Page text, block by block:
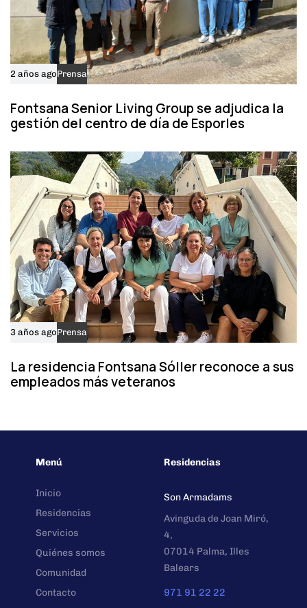
2 años agoPrensa
Fontsana Senior Living Group se adjudica la
gestión del centro de día de Esporles
3 años agoPrensa
La residencia Fontsana Sóller reconoce a sus
empleados más veteranos
Menú
Inicio
Residencias
Servicios
Quiénes somos
Comunidad
Contacto
Residencias
Son Armadams
Avinguda de Joan Miró,
4,
07014 Palma, Illes
Balears
971 91 22 22